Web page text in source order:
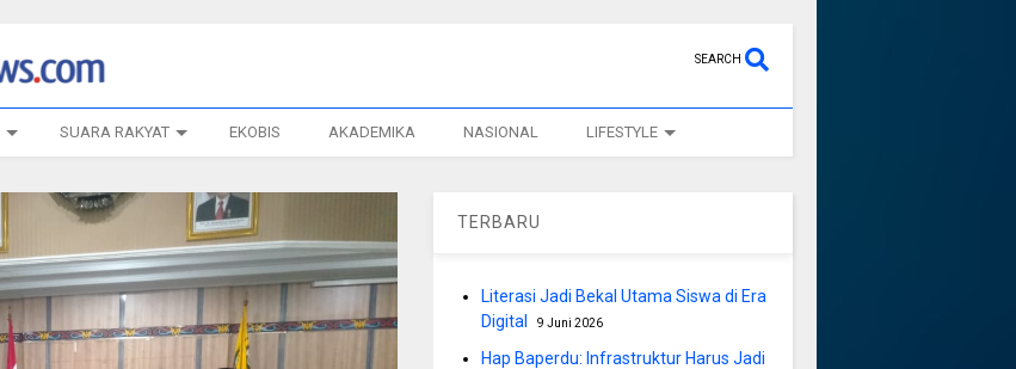
SEARCH
SUARA RAKYAT EKOBIS AKADEMIKA NASIONAL LIFESTYLE
TERBARU
Literasi Jadi Bekal Utama Siswa di Era
Digital
9 Juni 2026
Hap Baperdu: Infrastruktur Harus Jadi